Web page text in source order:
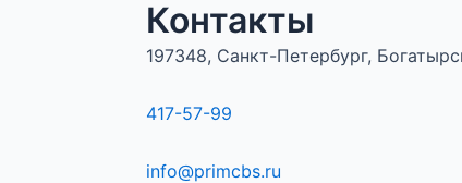
Контакты
197348, Санкт-Петербург,
417-57-99
info@primcbs.ru